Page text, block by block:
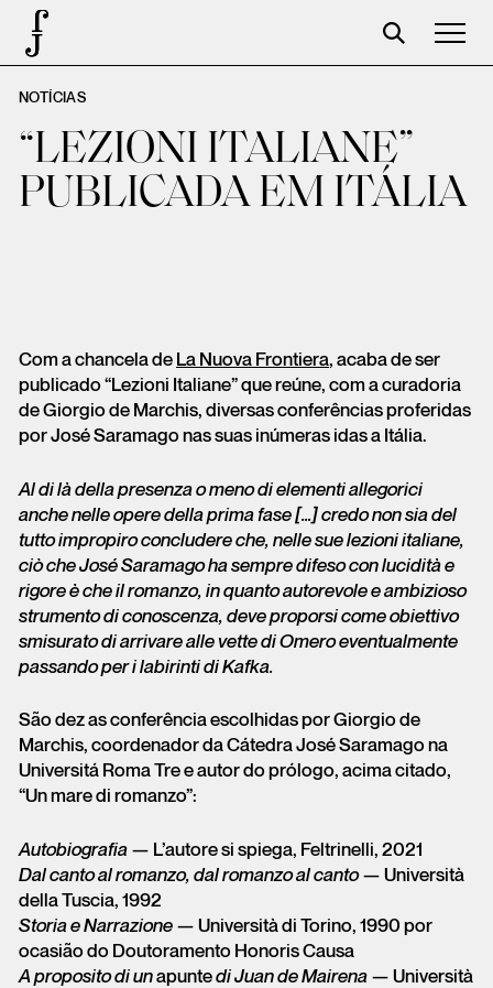
Foundation
Events
The foundation
Cart
Login
NOTÍCIAS
“LEZIONI ITALIANE”
PUBLICADA EM ITÁLIA
Com a chancela de La Nuova Frontiera, acaba de ser
publicado “Lezioni Italiane” que reúne, com a curadoria
de Giorgio de Marchis, diversas conferências proferidas
por José Saramago nas suas inúmeras idas a Itália.
Al di là della presenza o meno di elementi allegorici
anche nelle opere della prima fase […] credo non sia del
tutto impropiro concludere che, nelle sue lezioni italiane,
ciò che José Saramago ha sempre difeso con lucidità e
rigore è che il romanzo, in quanto autorevole e ambizioso
strumento di conoscenza, deve proporsi come obiettivo
smisurato di arrivare alle vette di Omero eventualmente
passando per i labirinti di Kafka.
São dez as conferência escolhidas por Giorgio de
Marchis, coordenador da Cátedra José Saramago na
Universitá Roma Tre e autor do prólogo, acima citado,
“Un mare di romanzo”:
Autobiografia — L’autore si spiega, Feltrinelli, 2021
Dal canto al romanzo, dal romanzo al canto— Università
della Tuscia, 1992
Storia e Narrazione — Università di Torino, 1990 por
ocasião do Doutoramento Honoris Causa
A proposito di unapuntedi Juan de Mairena — Università